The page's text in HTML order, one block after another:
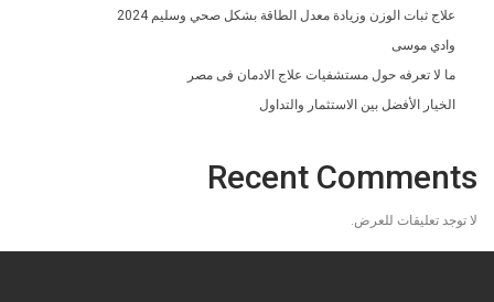
علاج ثبات الوزن وزيادة معدل الطاقة بشكل صحي وسليم 2024
وادي موسى
ما لا تعرفه حول مستشفيات علاج الادمان فى مصر
الخيار الأفضل بين الاستثمار والتداول
Recent Comments
لا توجد تعليقات للعرض.